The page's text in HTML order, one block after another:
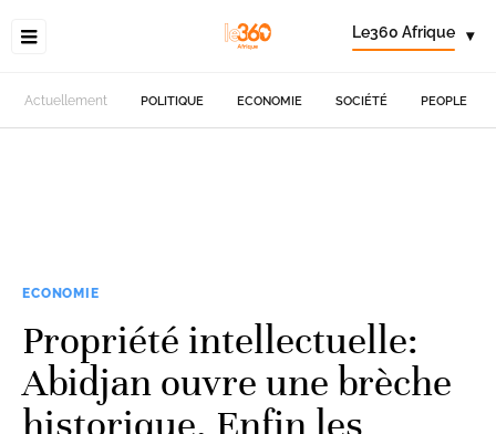
Le360 Afrique ▾
Actuellement POLITIQUE ECONOMIE SOCIÉTÉ PEOPLE
ECONOMIE
Propriété intellectuelle:
Abidjan ouvre une brèche
historique. Enfin les